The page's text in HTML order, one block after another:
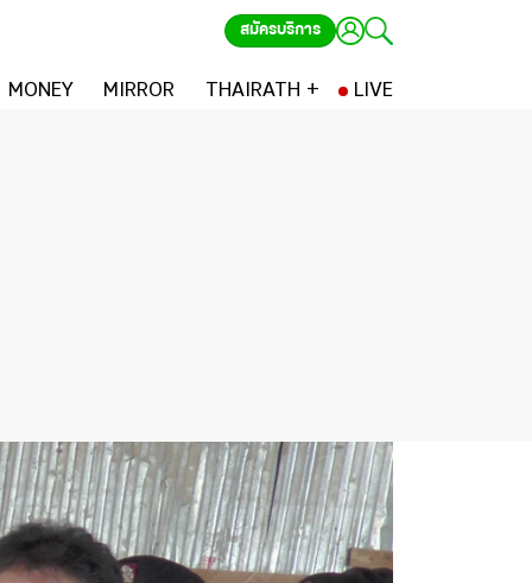
สมัครบริการ
MONEY MIRROR THAIRATH + LIVE